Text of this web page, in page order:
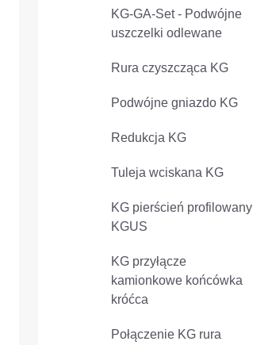
KG-GA-Set - Podwójne
uszczelki odlewane
Rura czyszcząca KG
Podwójne gniazdo KG
Redukcja KG
Tuleja wciskana KG
KG pierścień profilowany
KGUS
KG przyłącze
kamionkowe końcówka
króćca
Połączenie KG rura